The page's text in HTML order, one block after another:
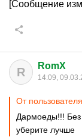
[Сообщение
R RomX
14:09,
От пользователя
Дармоеды!!! Без
уберите лучше